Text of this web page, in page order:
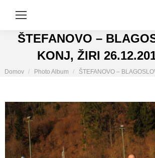
ŠTEFANOVO –
KONJ, ŽIRI
You are here:
Domov Photo Album ŠTEFANOVO –